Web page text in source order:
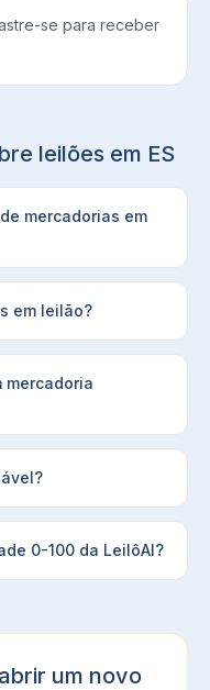
se para receber
leilões em ES
mercadorias em
em leilão?
mercadoria
0-100 da LeilôAI?
um novo